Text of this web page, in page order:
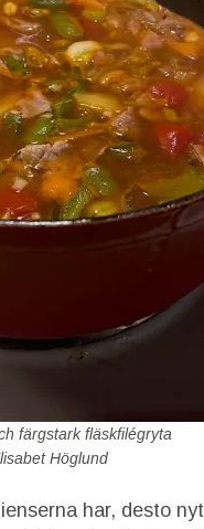
färgstark fläskfilégryta
Höglund
har, desto